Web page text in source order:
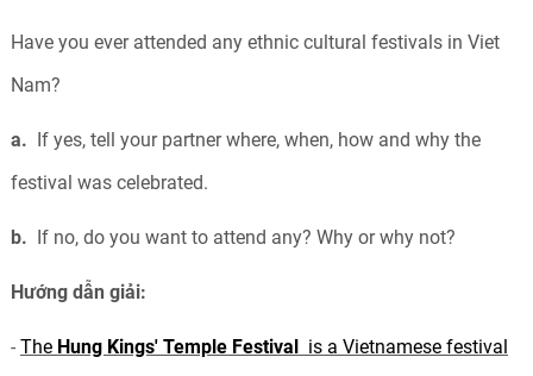
Have you ever attended any ethnic cultural festivals in Viet
Nam?
a. If yes, tell your partner where, when, how and why the
festival was celebrated.
b. If no, do you want to attend any? Why or why not?
Hướng dẫn giải:
- The Hung Kings' Temple Festivalis a Vietnamese festival